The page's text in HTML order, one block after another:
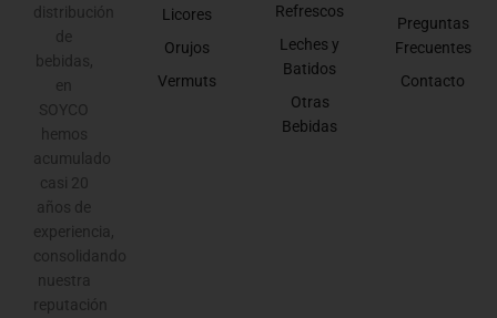
distribución
de
bebidas,
en
SOYCO
hemos
acumulado
casi 20
años de
experiencia,
consolidando
nuestra
reputación
Licores
Orujos
Vermuts
Refrescos
Leches y
Batidos
Otras
Bebidas
Preguntas
Frecuentes
Contacto